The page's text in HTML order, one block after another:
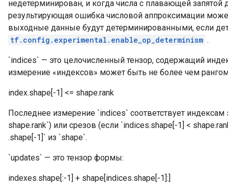
недетерминирован, и когда числа с плавающей запятой
результирующая ошибка числовой аппроксимации
выходные данные будут детерминированными, если
tf.config.experimental.enable_op_determinism .
`indices` — это целочисленный тензор, содержащий
измерение «индексов» может быть не более чем
index.shape[-1] <= shape.rank
Последнее измерение `indices` соответствует
shape.rank`) или срезов (если `indices.shape[-1] <
.shape[-1]` из `shape`.
`updates` — это тензор формы:
indexes.shape[:-1] + shape[indices.shape[-1]:]